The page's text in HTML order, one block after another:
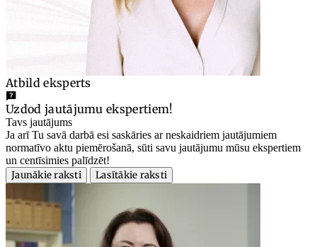
Atbild eksperts
Uzdod jautājumu ekspertiem!
Tavs jautājums
Ja arī Tu savā darbā esi saskāries ar neskaidriem jautājumiem
normatīvo aktu piemērošanā, sūti savu jautājumu mūsu ekspertiem
un centīsimies palīdzēt!
Jaunākie raksti
Lasītākie raksti